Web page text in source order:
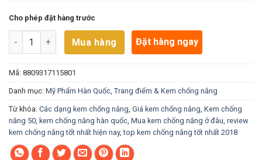
Cho phép đặt hàng trước
Kem Chống Nắng Dưỡng Ẩm Jant Blanc (70 ml) số lượng
Mua hàng Đặt hàng ngay
Mã: 8809317115801
Danh mục: Mỹ Phẩm Hàn Quốc, Trang điểm & Kem chống nắng
Từ khóa: Các dạng kem chống nắng, Giá kem chống nắng, Kem chống
nắng 50, kem chống nắng hàn quốc, Mua kem chống nắng ở đâu, review
kem chống nắng tốt nhất hiện nay,top kem chống nắng tốt nhất 2018